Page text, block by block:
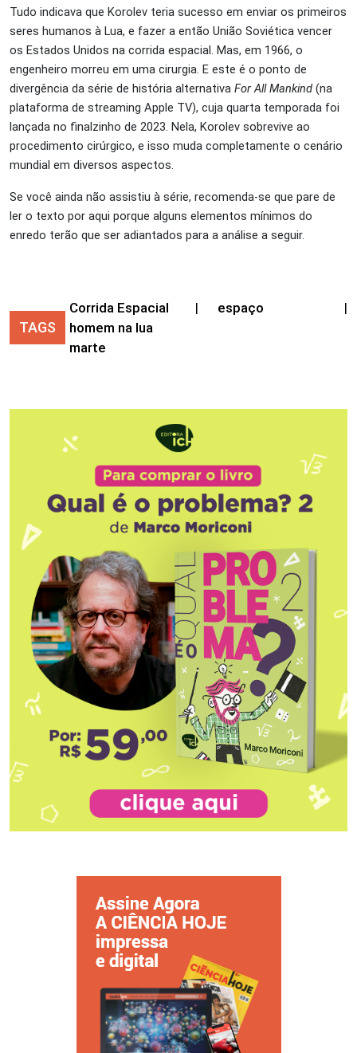
Tudo indicava que Korolev teria sucesso em enviar os primeiros
seres humanos à Lua, e fazer a então União Soviética vencer
os Estados Unidos na corrida espacial. Mas, em 1966, o
engenheiro morreu em uma cirurgia. E este é o ponto de
divergência da série de história alternativa For All Mankind (na
plataforma de streaming Apple TV), cuja quarta temporada foi
lançada no finalzinho de 2023. Nela, Korolev sobrevive ao
procedimento cirúrgico, e isso muda completamente o cenário
mundial em diversos aspectos.
Se você ainda não assistiu à série, recomenda-se que pare de
ler o texto por aqui porque alguns elementos mínimos do
enredo terão que ser adiantados para a análise a seguir.
TAGS
Corrida Espacial | espaço
|
homem na lua
marte